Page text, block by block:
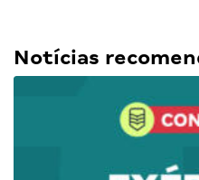
Notícias